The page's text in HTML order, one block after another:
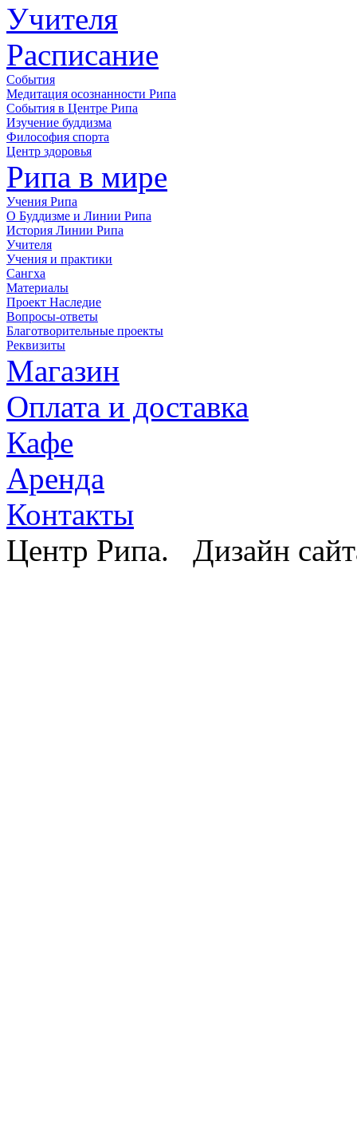
Учителя
Расписание
События
Медитация осознанности Рипа
События в Центре Рипа
Изучение буддизма
Философия спорта
Центр здоровья
Рипа в мире
Учения Рипа
О Буддизме и Линии Рипа
История Линии Рипа
Учителя
Учения и практики
Сангха
Материалы
Проект Наследие
Вопросы-ответы
Благотворительные проекты
Реквизиты
Магазин
Оплата и доставка
Кафе
Аренда
Контакты
Центр Рипа. Дизайн